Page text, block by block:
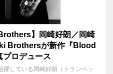
】岡崎好朗／岡崎
Brothersが新作『Blood
ロデュース
躍している岡崎好朗（トランペッ